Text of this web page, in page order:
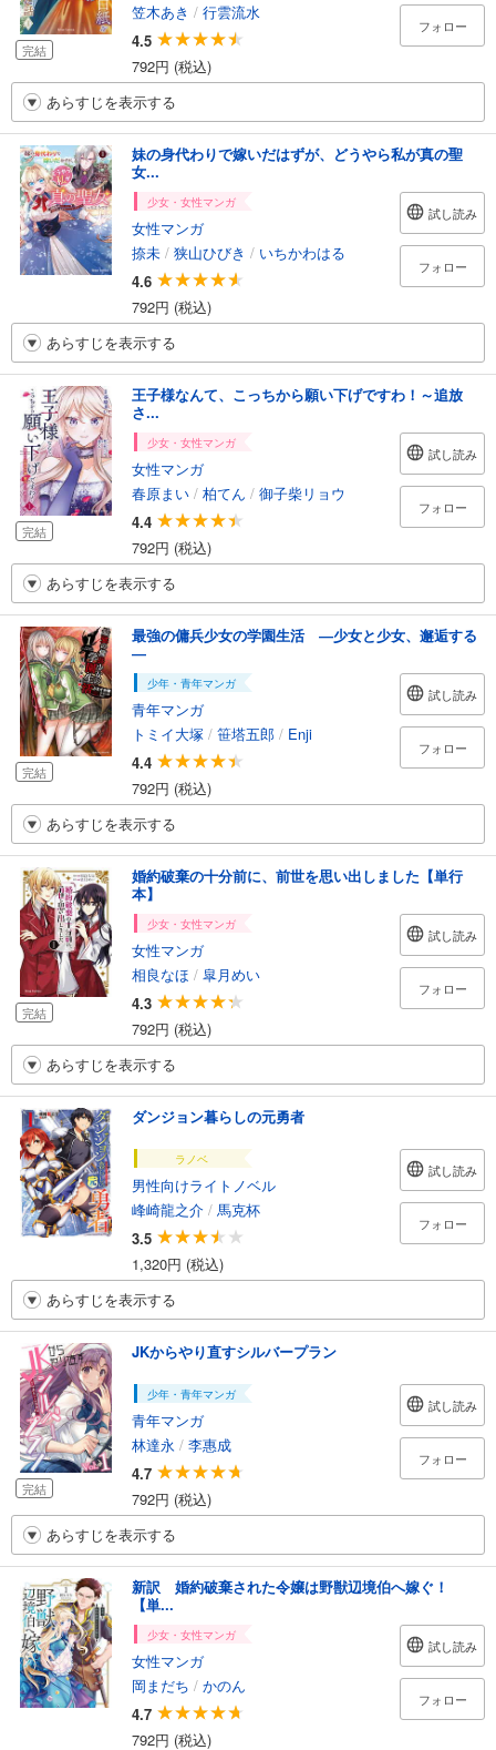
完結
笠木あき / 行雲流水
4.5
792円 (税込)
フォロー
あらすじを表示する
妹の身代わりで嫁いだはずが、どうやら私が真の聖
女...
少女・女性マンガ
女性マンガ
捺未 / 狭山ひびき / いちかわはる
4.6
792円 (税込)
試し読み
フォロー
あらすじを表示する
完結
王子様なんて、こっちから願い下げですわ！～追放
さ...
少女・女性マンガ
女性マンガ
春原まい / 柏てん / 御子柴リョウ
4.4
792円 (税込)
試し読み
フォロー
あらすじを表示する
完結
最強の傭兵少女の学園生活 ―少女と少女、邂逅する
―
少年・青年マンガ
青年マンガ
トミイ大塚 / 笹塔五郎 / Enji
4.4
792円 (税込)
試し読み
フォロー
あらすじを表示する
完結
婚約破棄の十分前に、前世を思い出しました【単行
本】
少女・女性マンガ
女性マンガ
相良なほ / 皐月めい
4.3
792円 (税込)
試し読み
フォロー
あらすじを表示する
ダンジョン暮らしの元勇者
ラノベ
男性向けライトノベル
峰崎龍之介 / 馬克杯
3.5
1,320円 (税込)
試し読み
フォロー
あらすじを表示する
完結
JKからやり直すシルバープラン
少年・青年マンガ
青年マンガ
林達永 / 李惠成
4.7
792円 (税込)
試し読み
フォロー
あらすじを表示する
新訳 婚約破棄された令嬢は野獣辺境伯へ嫁ぐ！
【単...
少女・女性マンガ
女性マンガ
岡まだち / かのん
4.7
792円 (税込)
試し読み
フォロー